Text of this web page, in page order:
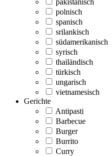
polnisch
spanisch
srilankisch
südamerikanisch
syrisch
thailändisch
türkisch
ungarisch
vietnamesisch
Gerichte
Antipasti
Barbecue
Burger
Burrito
Curry